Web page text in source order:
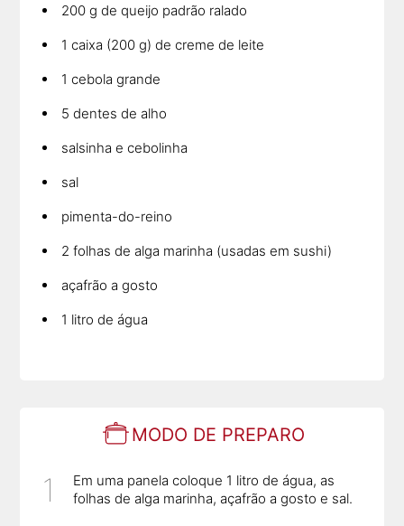
200 g de queijo padrão ralado
1 caixa (200 g) de creme de leite
1 cebola grande
5 dentes de alho
salsinha e cebolinha
sal
pimenta-do-reino
2 folhas de alga marinha (usadas em sushi)
açafrão a gosto
1 litro de água
MODO DE PREPARO
Em uma panela coloque 1 litro de água, as
folhas de alga marinha, açafrão a gosto e sal.